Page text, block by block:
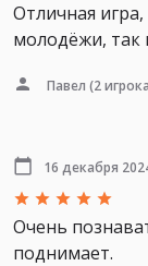
Отличная
молодёжи, так
Павел (2
16 декабря
Очень
поднимает.